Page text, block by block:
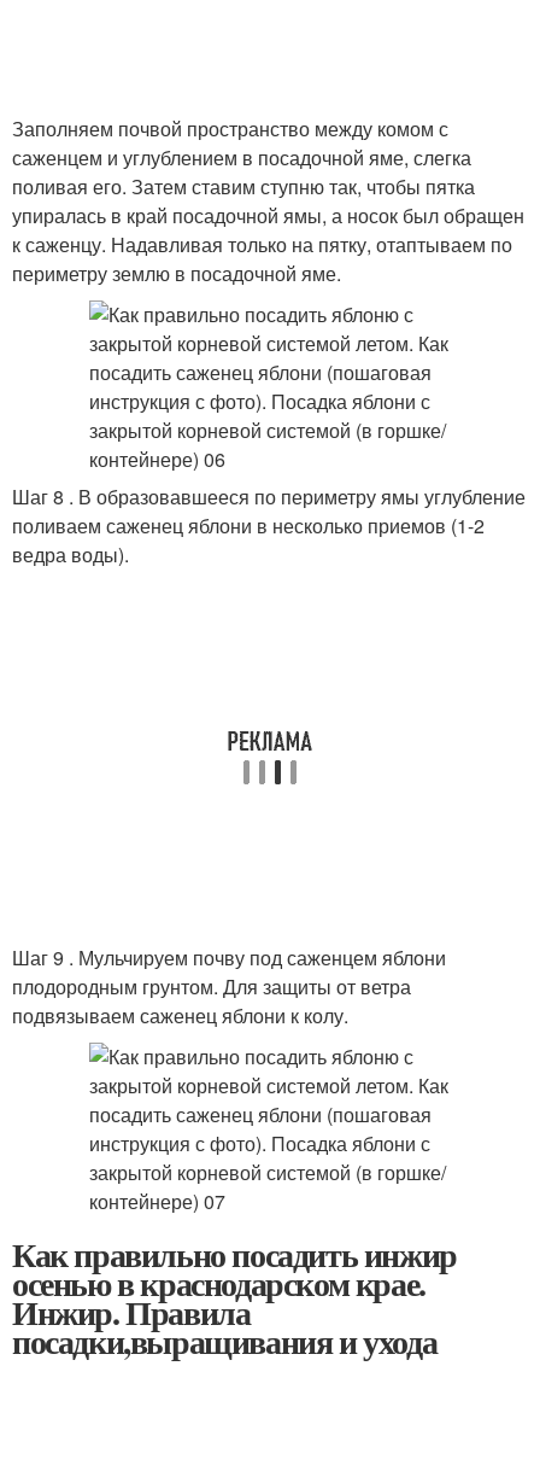
Заполняем почвой пространство между комом с
саженцем и углублением в посадочной яме, слегка
поливая его. Затем ставим ступню так, чтобы пятка
упиралась в край посадочной ямы, а носок был обращен
к саженцу. Надавливая только на пятку, отаптываем по
периметру землю в посадочной яме.
Шаг 8 . В образовавшееся по периметру ямы углубление
поливаем саженец яблони в несколько приемов (1-2
ведра воды).
Шаг 9 . Мульчируем почву под саженцем яблони
плодородным грунтом. Для защиты от ветра
подвязываем саженец яблони к колу.
Как правильно посадить инжир
осенью в краснодарском крае.
Инжир. Правила
посадки,выращивания и ухода